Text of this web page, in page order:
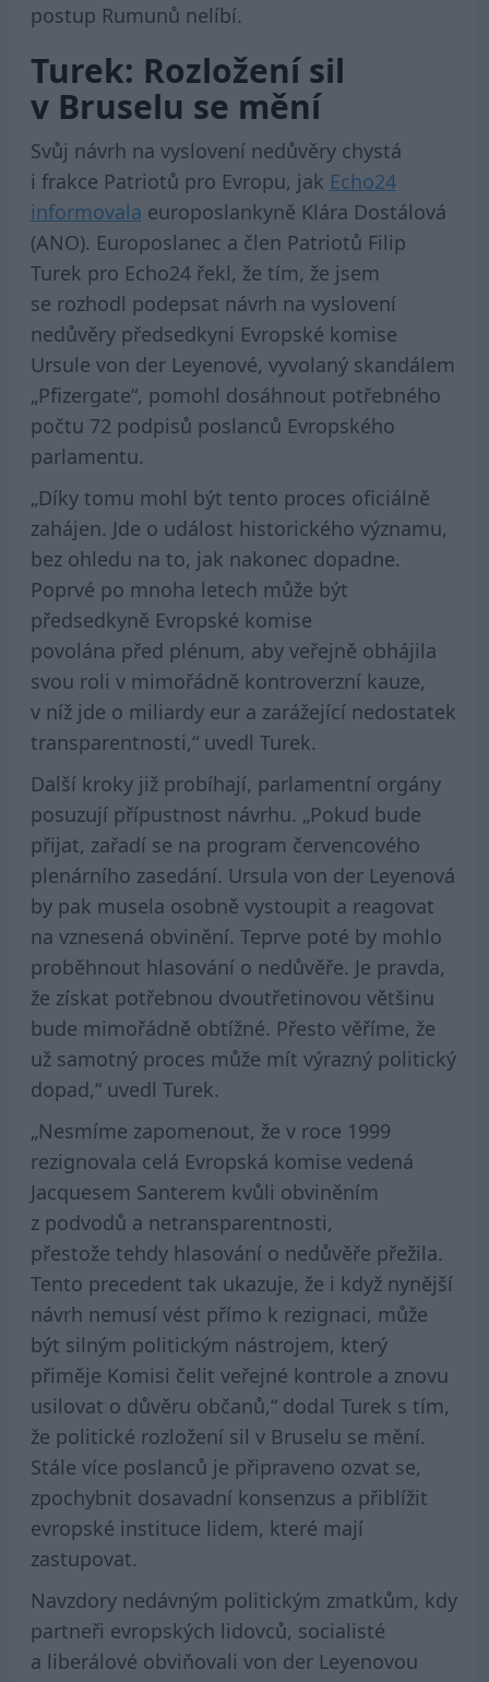
postup Rumunů nelíbí.
Turek: Rozložení sil
v Bruselu se mění
Svůj návrh na vyslovení nedůvěry chystá
i frakce Patriotů pro Evropu, jak Echo24
informovala europoslankyně Klára Dostálová
(ANO). Europoslanec a člen Patriotů Filip
Turek pro Echo24 řekl, že tím, že jsem
se rozhodl podepsat návrh na vyslovení
nedůvěry předsedkyni Evropské komise
Ursule von der Leyenové, vyvolaný skandálem
„Pfizergate“, pomohl dosáhnout potřebného
počtu 72 podpisů poslanců Evropského
parlamentu.
„Díky tomu mohl být tento proces oficiálně
zahájen. Jde o událost historického významu,
bez ohledu na to, jak nakonec dopadne.
Poprvé po mnoha letech může být
předsedkyně Evropské komise
povolána před plénum, aby veřejně obhájila
svou roli v mimořádně kontroverzní kauze,
v níž jde o miliardy eur a zarážející nedostatek
transparentnosti,“ uvedl Turek.
Další kroky již probíhají, parlamentní orgány
posuzují přípustnost návrhu. „Pokud bude
přijat, zařadí se na program červencového
plenárního zasedání. Ursula von der Leyenová
by pak musela osobně vystoupit a reagovat
na vznesená obvinění. Teprve poté by mohlo
proběhnout hlasování o nedůvěře. Je pravda,
že získat potřebnou dvoutřetinovou většinu
bude mimořádně obtížné. Přesto věříme, že
už samotný proces může mít výrazný politický
dopad,“ uvedl Turek.
„Nesmíme zapomenout, že v roce 1999
rezignovala celá Evropská komise vedená
Jacquesem Santerem kvůli obviněním
z podvodů a netransparentnosti,
přestože tehdy hlasování o nedůvěře přežila.
Tento precedent tak ukazuje, že i když nynější
návrh nemusí vést přímo k rezignaci, může
být silným politickým nástrojem, který
přiměje Komisi čelit veřejné kontrole a znovu
usilovat o důvěru občanů,“ dodal Turek s tím,
že politické rozložení sil v Bruselu se mění.
Stále více poslanců je připraveno ozvat se,
zpochybnit dosavadní konsenzus a přiblížit
evropské instituce lidem, které mají
zastupovat.
Navzdory nedávným politickým zmatkům, kdy
partneři evropských lidovců, socialisté
a liberálové obviňovali von der Leyenovou